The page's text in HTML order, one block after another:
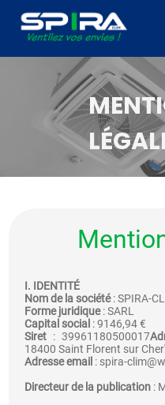
I. IDENTITÉ
Nom de la société: SPIRA-
Forme juridique: SARL
Capital social : 9146,94 €
Siret : 39961180500017
18400 Saint Florent sur Cher
Adresse email : spira-
Directeur de la publication :